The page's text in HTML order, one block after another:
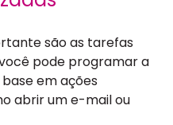
são as tarefas
pode programar a
em ações
abrir um e-mail ou